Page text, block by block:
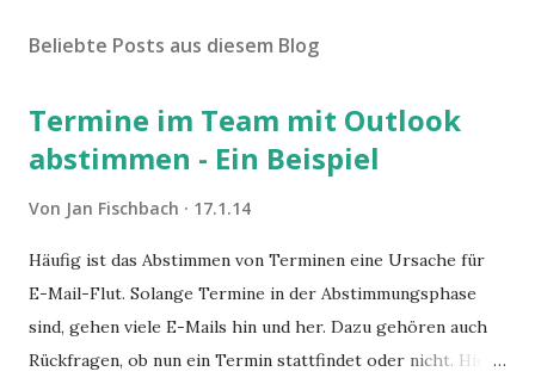
Beliebte Posts aus diesem Blog
Termine im Team mit Outlook
abstimmen - Ein Beispiel
Von Jan Fischbach 17.1.14
Häufig ist das Abstimmen von Terminen eine Ursache für
E-Mail-Flut. Solange Termine in der Abstimmungsphase
sind, gehen viele E-Mails hin und her. Dazu gehören auch
Rückfragen, ob nun ein Termin stattfindet oder nicht. Hier